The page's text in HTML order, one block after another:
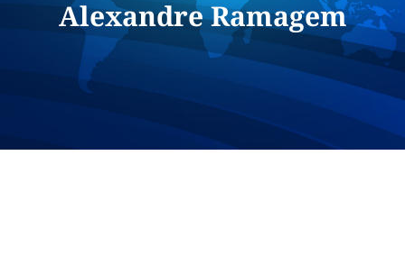
Alexandre Ramagem